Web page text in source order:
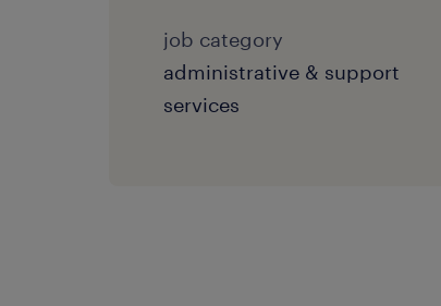
job category
administrative & support
services